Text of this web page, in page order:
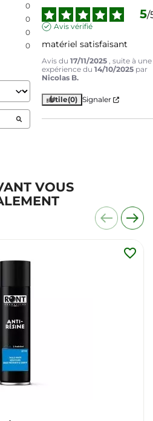
0
0
0
0
5/
Avis vérifié
matériel satisfaisant
Avis du17/11/2025 , suite à une
expérience du14/10/2025 par
Nicolas B.
Utile(0) Signaler
VOUS
favorite_border